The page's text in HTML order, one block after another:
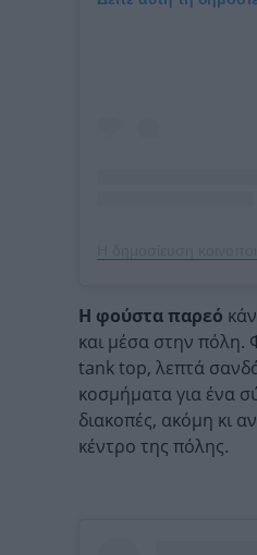
Η φούστα παρεό
και μέσα στην πόλη.
tank top, λεπτά
κοσμήματα για ένα
διακοπές, ακόμη κι
κέντρο της πόλης.